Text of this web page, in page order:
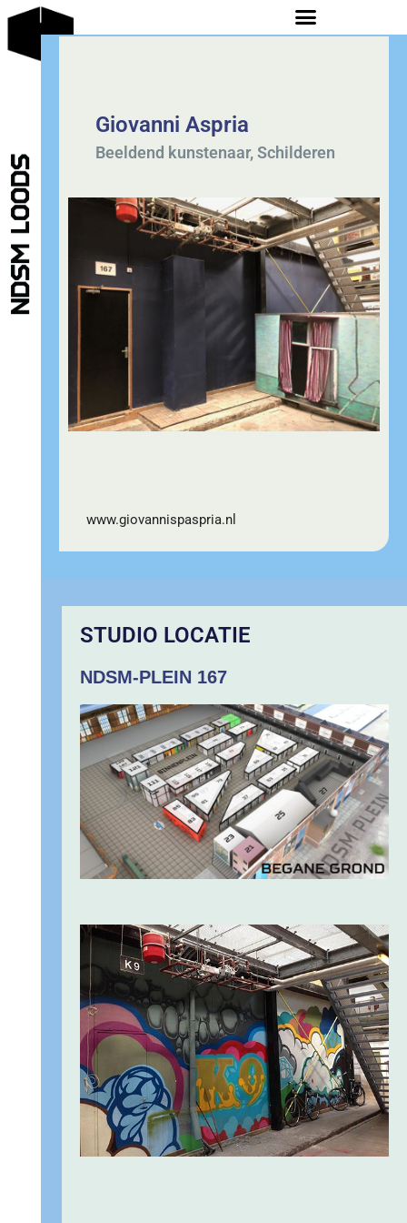
STUDIO LOCATIE
NDSM-PLEIN 167
Giovanni Aspria
Beeldend kunstenaar,Schilderen
www.giovannispaspria.nl